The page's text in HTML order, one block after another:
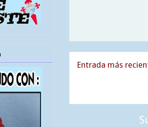
Entrada más